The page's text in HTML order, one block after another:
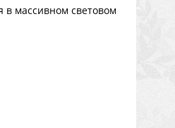
массивном световом